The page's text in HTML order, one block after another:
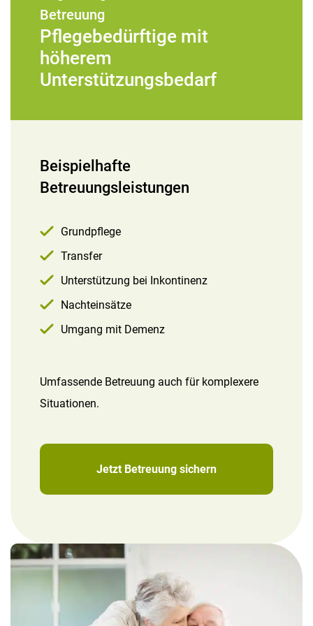
Betreuung
Pflegebedürftige mit
höherem
Unterstützungsbedarf
Beispielhafte
Betreuungsleistungen
Grundpflege
Transfer
Unterstützung bei Inkontinenz
Nachteinsätze
Umgang mit Demenz
Umfassende Betreuung auch für komplexere
Situationen.
Jetzt Betreuung sichern